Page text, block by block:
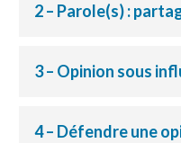
2 – Parole(s) :
3 – Opinion sous
4 – Défendre une